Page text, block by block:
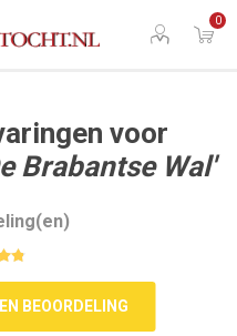
0
voor
Brabantse Wal'
BEOORDELING